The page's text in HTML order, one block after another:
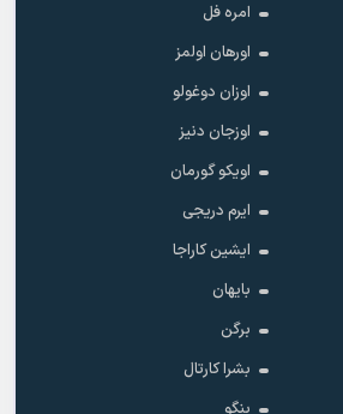
امره فل
اورهان اولمز
اوزان دوغولو
اوزجان دنیز
اویکو گورمان
ایرم دریجی
ایشین کاراجا
بایهان
برگن
بشرا کارتال